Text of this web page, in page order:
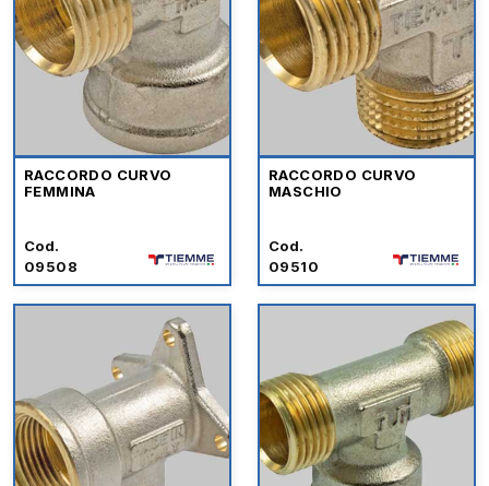
RACCORDO CURVO
FEMMINA
Cod.
09508
RACCORDO CURVO
MASCHIO
Cod.
09510